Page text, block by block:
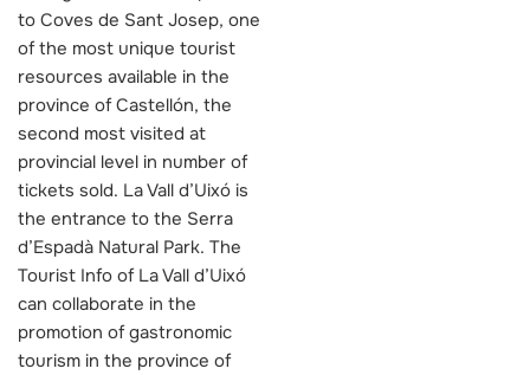
to Coves de Sant Josep, one
of the most unique tourist
resources available in the
province of Castellón, the
second most visited at
provincial level in number of
tickets sold. La Vall d’Uixó is
the entrance to the Serra
d’Espadà Natural Park. The
Tourist Info of La Vall d’Uixó
can collaborate in the
promotion of gastronomic
tourism in the province of